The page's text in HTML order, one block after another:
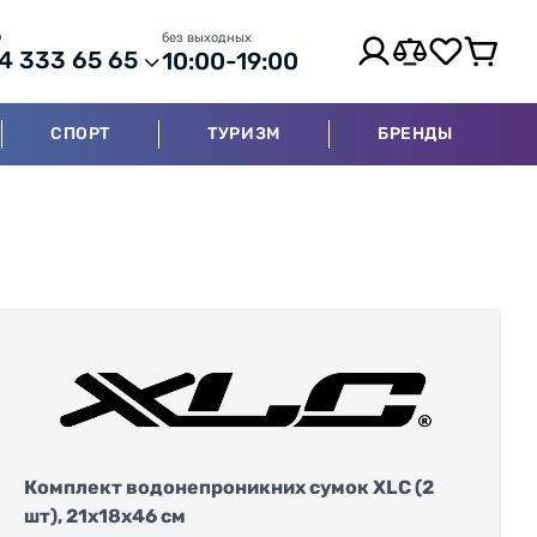
333 65 65
без выходных
10:00-19:00
СПОРТ ТУРИЗМ БРЕНДЫ
Комплект водонепроникних сумок XLC (2
шт), 21x18x46 см